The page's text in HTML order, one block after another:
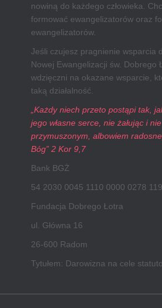
nowiną do każdego człowieka.
formować ewangelizatorów oraz
ewangelizatorów.
Jeśli czujesz pragnienie wsparcia
Nowej Ewangelizacji św. Dobrego
wdzięczni na okazane wsparcie,
taką działalność.
„Każdy niech przeto postąpi tak,
jego własne serce, nie żałując i
przymuszonym, albowiem
Bóg” 2 Kor 9,7
Bank BGŻ
54 2030 0045 1110 0000 0278
Fundacja Dobrego Łotra
ul. Główna 16
26-600 Radom
Tytułem: Darowizna na cele